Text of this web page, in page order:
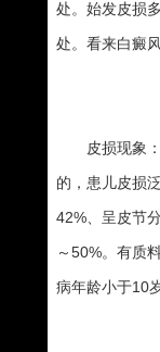
处。始发皮损
处。看来白癜
皮损现象：
的，患儿皮损
42%、呈皮节
～50%。有质
病年龄小于10岁